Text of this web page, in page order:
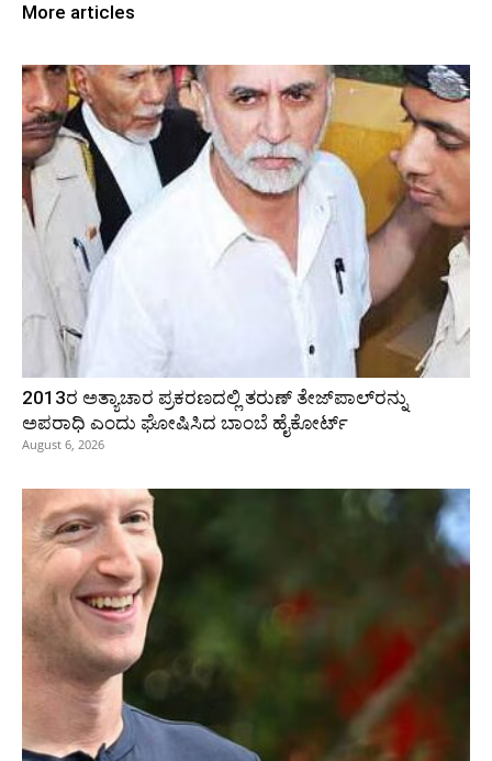
More articles
2013ರ ಅತ್ಯಾಚಾರ ಪ್ರಕರಣದಲ್ಲಿ ತರುಣ್ ತೇಜ್‌ಪಾಲ್‌ರನ್ನು
ಅಪರಾಧಿ ಎಂದು ಘೋಷಿಸಿದ ಬಾಂಬೆ ಹೈಕೋರ್ಟ್
August 6, 2026